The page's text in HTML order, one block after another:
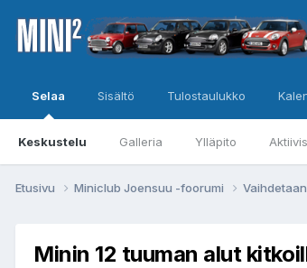
Selaa
Keskustelu Galleria Ylläpito
Sisältö Tulostaulukko
Etusivu Miniclub Joensuu -foorumi Vaihdetaan
Minin 12 tuuman alut